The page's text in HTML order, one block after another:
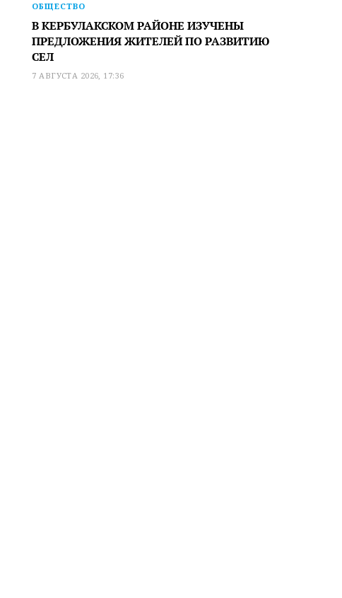
ОБЩЕСТВО
В КЕРБУЛАКСКОМ РАЙОНЕ ИЗУЧЕНЫ
ПРЕДЛОЖЕНИЯ ЖИТЕЛЕЙ ПО РАЗВИТИЮ
СЕЛ
7 АВГУСТА 2026, 17:36